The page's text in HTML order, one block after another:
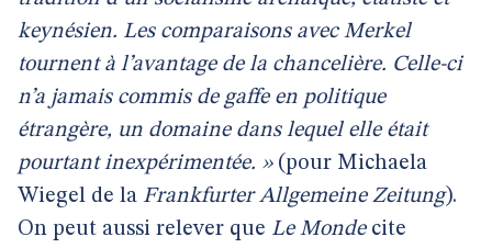
keynésien. Les comparaisons avec Merkel
tournent à l’avantage de la chancelière. Celle-ci
n’a jamais commis de gaffe en politique
étrangère, un domaine dans lequel elle était
pourtant inexpérimentée. » (pour Michaela
Wiegel de la Frankfurter Allgemeine Zeitung).
On peut aussi relever que Le Mondecite